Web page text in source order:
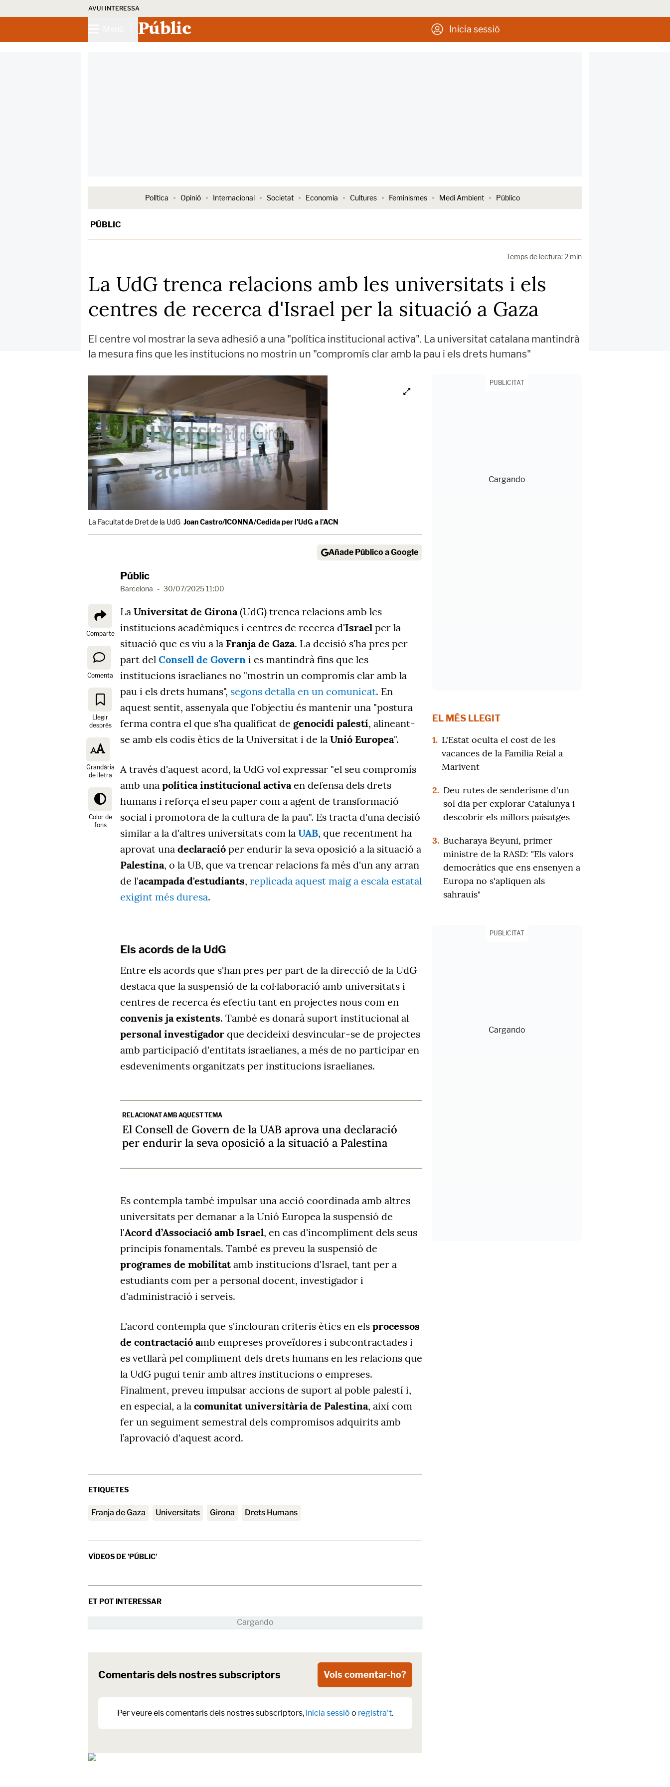
AVUI INTERESSA
Públic Inicia sessió
Política Opinió Internacional Societat Economia Cultures Feminismes Medi Ambient Público
PÚBLIC
Temps de lectura: 2 min
La UdG trenca relacions amb les universitats i els
centres de recerca d'Israel per la situació a Gaza
El centre vol mostrar la seva adhesió a una "política institucional activa". La universitat catalana mantindrà
la mesura fins que les institucions no mostrin un "compromís clar amb la pau i els drets humans"
La Facultat de Dret de la UdG Joan Castro/ICONNA/Cedida per l'UdG a l'ACN
Añade Público a Google
Públic
Barcelona - 30/07/2025 11:00
Comparte
Comenta
Llegir
després
Grandària
de lletra
Color de
fons
La Universitat de Girona(UdG) trenca relacions amb les
institucions acadèmiques i centres de recerca d'Israel per la
situació que es viu a la Franja de Gaza. La decisió s'ha pres per
part del Consell de Govern i es mantindrà fins que les
institucions israelianes no "mostrin un compromís clar amb la
pau i els drets humans", segons detalla en un comunicat. En
aquest sentit, assenyala que l'objectiu és mantenir una "postura
ferma contra el que s'ha qualificat de genocidi palestí, alineant-
se amb els codis ètics de la Universitat i de la Unió Europea".
A través d'aquest acord, la UdG vol expressar "el seu compromís
amb una política institucional activaen defensa dels drets
humans i reforça el seu paper com a agent de transformació
social i promotora de la cultura de la pau". Es tracta d'una decisió
similar a la d'altres universitats com la UAB, que recentment ha
aprovat una declaració per endurir la seva oposició a la situació a
Palestina, o la UB, que va trencar relacions fa més d'un any arran
de l'acampada d'estudiants, replicada aquest maig a escala estatal
exigint més duresa.
Els acords de la UdG
Entre els acords que s'han pres per part de la direcció de la UdG
destaca que la suspensió de la col·laboració amb universitats i
centres de recerca és efectiu tant en projectes nous com en
convenis ja existents. També es donarà suport institucional al
personal investigador que decideixi desvincular-se de projectes
amb participació d'entitats israelianes, a més de no participar en
esdeveniments organitzats per institucions israelianes.
RELACIONAT AMB AQUEST TEMA
El Consell de Govern de la UAB aprova una declaració
per endurir la seva oposició a la situació a Palestina
Es contempla també impulsar una acció coordinada amb altres
universitats per demanar a la Unió Europea la suspensió de
l'Acord d’Associació amb Israel, en cas d'incompliment dels seus
principis fonamentals. També es preveu la suspensió de
programes de mobilitatamb institucions d'Israel, tant per a
estudiants com per a personal docent, investigador i
d'administració i serveis.
L'acord contempla que s'inclouran criteris ètics en els processos
de contractació amb empreses proveïdores i subcontractades i
es vetllarà pel compliment dels drets humans en les relacions que
la UdG pugui tenir amb altres institucions o empreses.
Finalment, preveu impulsar accions de suport al poble palestí i,
en especial, a la comunitat universitària de Palestina, així com
fer un seguiment semestral dels compromisos adquirits amb
l’aprovació d'aquest acord.
ETIQUETES
franja de Gaza universitats Girona Drets Humans
VÍDEOS DE 'PÚBLIC'
ET POT INTERESSAR
Comentaris dels nostres subscriptors Vols comentar-ho?
Per veure els comentaris dels nostres subscriptors, inicia sessió o registra't.
PUBLICITAT
EL MÉS LLEGIT
1. L'Estat oculta el cost de les
vacances de la Família Reial a
Marivent
2. Deu rutes de senderisme d'un
sol dia per explorar Catalunya i
descobrir els millors paisatges
3. Bucharaya Beyuni, primer
ministre de la RASD: "Els valors
democràtics que ens ensenyen a
Europa no s'apliquen als
sahrauís"
PUBLICITAT